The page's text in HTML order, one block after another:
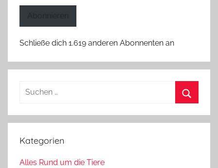
Abonnieren
Schließe dich 1.619 anderen Abonnenten an
Suchen
Kategorien
Alles Rund um die Tiere